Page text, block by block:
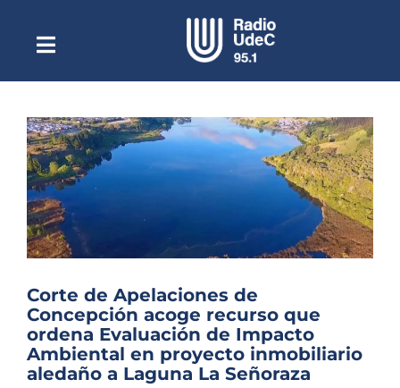
contenidoToggle
NavigationEscuchar Radio UdeC en vivo
Quiénes Somos
Programación
Podcast
Columnas
Música Clásica
Especiales
Corte de Apelaciones de
Concepción acoge recurso que
ordena Evaluación de Impacto
Ambiental en proyecto inmobiliario
aledaño a Laguna La Señoraza